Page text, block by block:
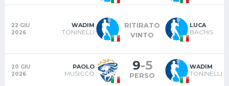
22 GIU
2026
WADIM
TONINELLI
RITIRATO
VINTO
LUCA
BACHIS
20 GIU
2026
PAOLO
MUSICCO
9-5
PERSO
WADIM
TONINELLI